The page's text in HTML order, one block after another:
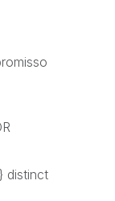
distinct